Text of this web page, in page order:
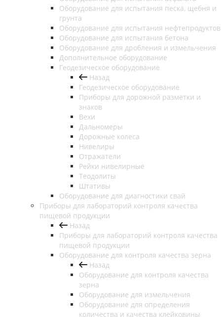
Оборудование для испытания песка, щебня и
грунта
Оборудование для испытания нефтепродуктов
Оборудование для испытания бетона
Оборудование для дробления и измельчения
Дополнительное оборудование
Геодезическое оборудование
Назад
Геодезическое оборудование
Приборы для дорожной разметки и
знаков
Вехи
Дальномеры
Дорожные колеса
Нивелиры
Отражатели
Рейки нивелирные
Теодолиты
Штативы
Оборудование для диагностики свай
Приборы для лабораторий контроля качества
пищевой продукции
Назад
Приборы для лабораторий контроля качества
пищевой продукции
Оборудование для контроля качества зерна
Назад
Оборудование для контроля качества
зерна
Оборудование для измельчения
Оборудование для определения
количества и качества клейковины